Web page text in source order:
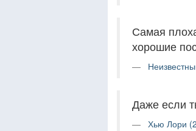
Самая
хорошие
Даже если
Хью Лори